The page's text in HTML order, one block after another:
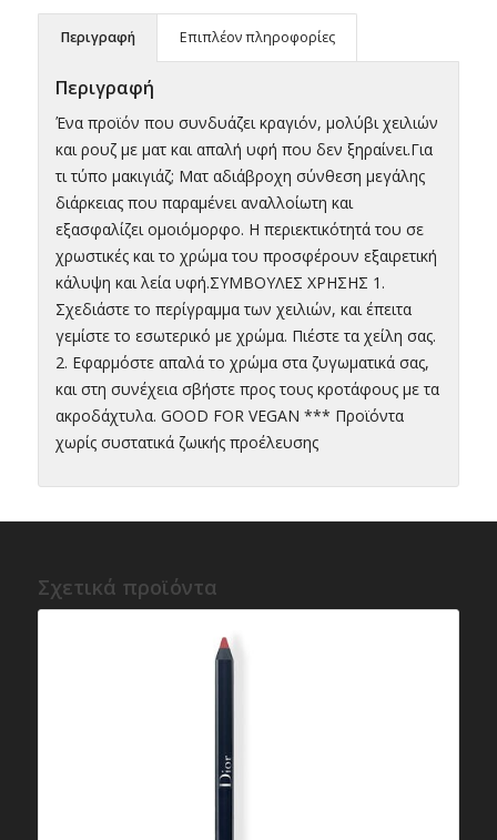
Περιγραφή Επιπλέον πληροφορίες
Περιγραφή
Ένα προϊόν που συνδυάζει κραγιόν, μολύβι χειλιών
και ρουζ με ματ και απαλή υφή που δεν ξηραίνει.Για
τι τύπο μακιγιάζ; Ματ αδιάβροχη σύνθεση μεγάλης
διάρκειας που παραμένει αναλλοίωτη και
εξασφαλίζει ομοιόμορφο. Η περιεκτικότητά του σε
χρωστικές και το χρώμα του προσφέρουν εξαιρετική
κάλυψη και λεία υφή.ΣΥΜΒΟΥΛΕΣ ΧΡΗΣΗΣ 1.
Σχεδιάστε το περίγραμμα των χειλιών, και έπειτα
γεμίστε το εσωτερικό με χρώμα. Πιέστε τα χείλη σας.
2. Εφαρμόστε απαλά το χρώμα στα ζυγωματικά σας,
και στη συνέχεια σβήστε προς τους κροτάφους με τα
ακροδάχτυλα. GOOD FOR VEGAN *** Προϊόντα
χωρίς συστατικά ζωικής προέλευσης
Σχετικά προϊόντα